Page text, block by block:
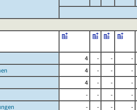
4 - - -
4 - - -
4 - - -
- - - -
- - - -